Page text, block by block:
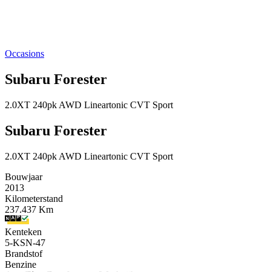
Occasions
Subaru Forester
2.0XT 240pk AWD Lineartonic CVT Sport
Subaru Forester
2.0XT 240pk AWD Lineartonic CVT Sport
Bouwjaar
2013
Kilometerstand
237.437 Km
Kenteken
5-KSN-47
Brandstof
Benzine